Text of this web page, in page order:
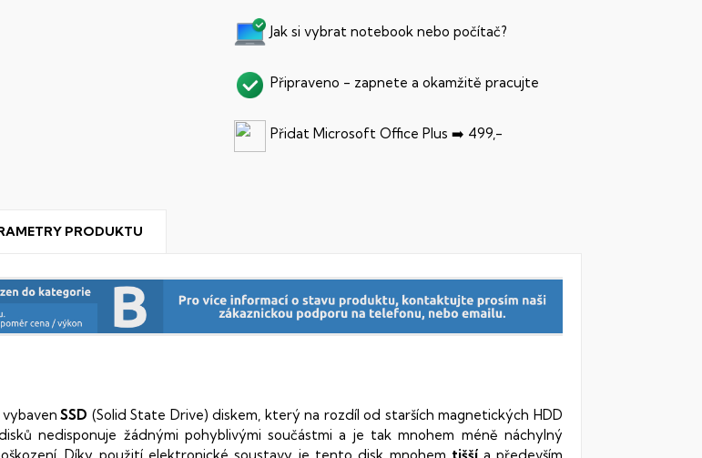
Jak si vybrat notebook nebo počítač?
Připraveno - zapnete a okamžitě pracujte
Přidat Microsoft Office Plus ➡️ 499,-
PRODUKTU
SSD (Solid State Drive) diskem, který na rozdíl od starších magnetických HDD
nedisponuje žádnými pohyblivými součástmi a je tak mnohem méně náchylný